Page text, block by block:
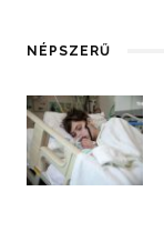
NÉPSZERŰ